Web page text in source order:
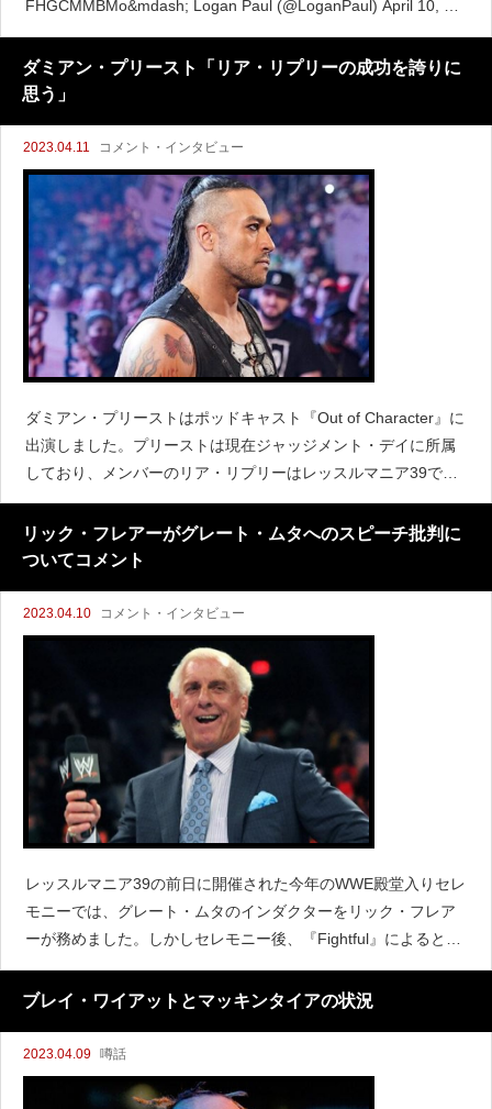
FHGCMMBMo&mdash; Logan Paul (@LoganPaul) April 10, 20
23 ポールは4
ダミアン・プリースト「リア・リプリーの成功を誇りに
思う」
2023.04.11 コメント・インタビュー
ダミアン・プリーストはポッドキャスト『Out of Character』に
出演しました。プリーストは現在ジャッジメント・デイに所属
しており、メンバーのリア・リプリーはレッスルマニア39でシ
ャーロット・フレアーに勝利してSmack Down女子タイトルを
獲得しました。プリーストはリプリ
リック・フレアーがグレート・ムタへのスピーチ批判に
ついてコメント
2023.04.10 コメント・インタビュー
レッスルマニア39の前日に開催された今年のWWE殿堂入りセレ
モニーでは、グレート・ムタのインダクターをリック・フレア
ーが務めました。しかしセレモニー後、『Fightful』によると、
WWEは同じく殿堂入りしたレイ・ミステリオのインダクターを
務めたコナンのスピーチは高く評価しているものの、フレ
ブレイ・ワイアットとマッキンタイアの状況
2023.04.09 噂話